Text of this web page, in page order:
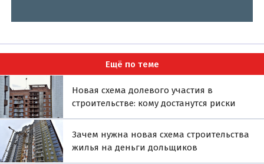
Ещё по теме
Новая схема долевого участия в
строительстве: кому достанутся риски
Зачем нужна новая схема строительства
жилья на деньги дольщиков